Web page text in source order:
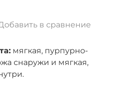
в сравнение
мягкая, пурпурно-
снаружи и мягкая,